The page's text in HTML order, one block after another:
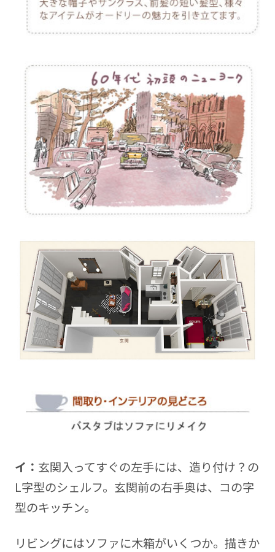
イ： 玄関入ってすぐの左手には、造り付け？の
L字型のシェルフ。玄関前の右手奥は、コの字
型のキッチン。
リビングにはソファに木箱がいくつか。描きか